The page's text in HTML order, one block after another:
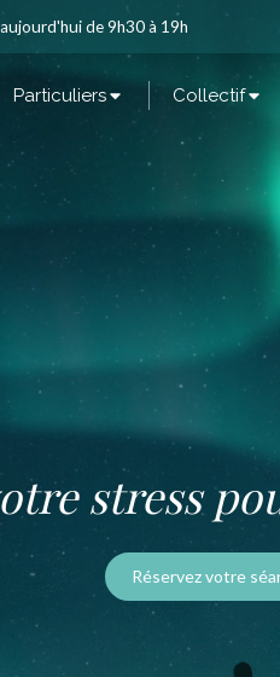
de 9h30 à 19h
Particuliers Collectif
stress
Réservez votre